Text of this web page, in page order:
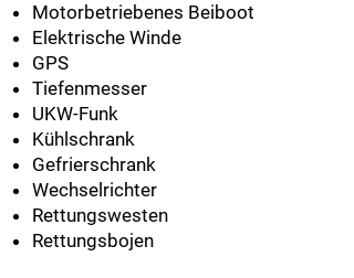
Motorbetriebenes Beiboot
Elektrische Winde
GPS
Tiefenmesser
UKW-Funk
Kühlschrank
Gefrierschrank
Wechselrichter
Rettungswesten
Rettungsbojen